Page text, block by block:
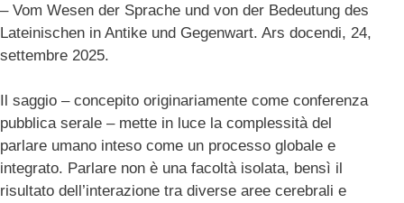
– Vom Wesen der Sprache und von der Bedeutung des
Lateinischen in Antike und Gegenwart. Ars docendi, 24,
settembre 2025.
Il saggio – concepito originariamente come conferenza
pubblica serale – mette in luce la complessità del
parlare umano inteso come un processo globale e
integrato. Parlare non è una facoltà isolata, bensì il
risultato dell’interazione tra diverse aree cerebrali e